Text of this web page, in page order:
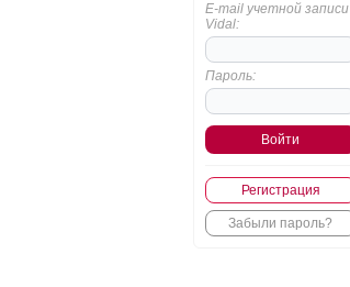
E-mail учетной записи
Vidal:
Пароль:
Регистрация
Забыли пароль?